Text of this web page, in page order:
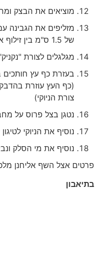
מוציאים את הבצק
מזליפים את הגבינה עם
של 1.5 ס"מ בין זילוף אחד לשני
מגלגלים לצורת "נקניק"
(כף העץ עוזרת
צורת הניוקי)
נטגן בצל פרוס על
נוסיף את הניוקי לטיגון קל
נוסיף את מי הסלק ונבשל כ-8
פרטים אצל השף אליחנן
בתיאבון